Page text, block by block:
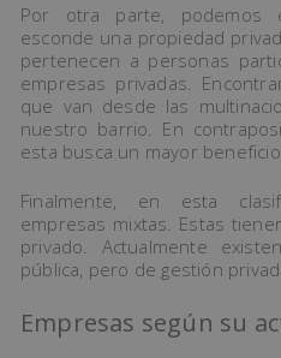
Por otra parte, podemos
esconde una propiedad
pertenecen a personas
empresas privadas.
que van desde las
nuestro barrio. En
esta busca un mayor
Finalmente, en esta
empresas mixtas. Estas
privado. Actualmente
pública, pero de gestión
Empresas según su